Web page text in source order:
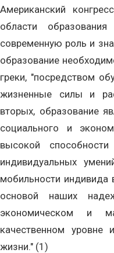
Американский
области
современную роль и
образование
греки, "посредством
жизненные силы и
вторых, образование
социального и
высокой
индивидуальных
мобильности индивида
основой наших
экономическом и
качественном уровне
жизни." (1)